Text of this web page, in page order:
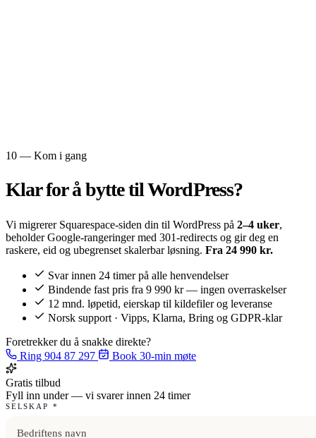
10 — Kom i gang
Klar for å bytte tilWordPress?
Vi migrerer Squarespace-siden din til WordPress på 2–4 uker,
beholder Google-rangeringer med 301-redirects og gir deg en
raskere, eid og ubegrenset skalerbar løsning. Fra 24 990 kr.
Svar innen 24 timer på alle henvendelser
Bindende fast pris fra 9 990 kr — ingen overraskelser
12 mnd. løpetid, eierskap til kildefiler og leveranse
Norsk support · Vipps, Klarna, Bring og GDPR-klar
Foretrekker du å snakke direkte?
Ring 904 87 297
Book 30-min møte
Gratis tilbud
Fyll inn under — vi svarer innen 24 timer
SELSKAP *